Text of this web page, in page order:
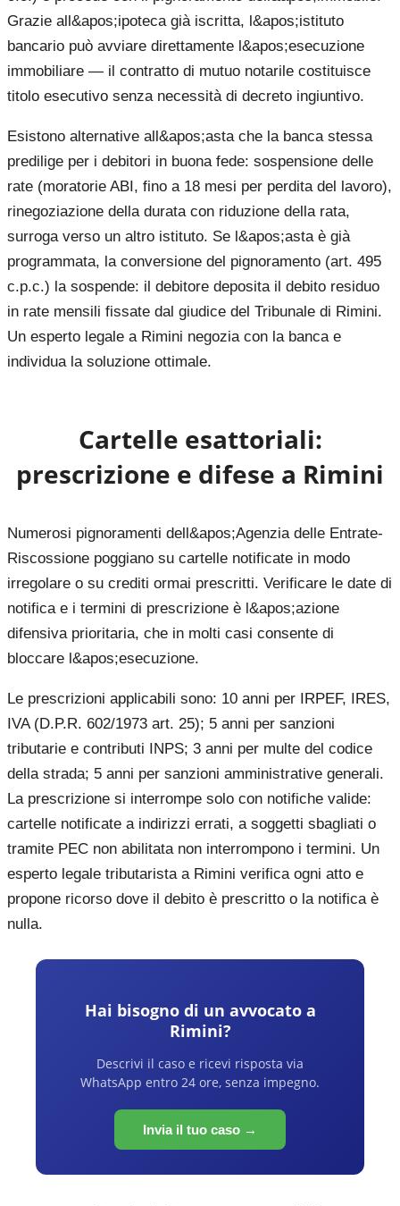
Grazie all&apos;ipoteca già iscritta, l&apos;istituto
bancario può avviare direttamente l&apos;esecuzione
immobiliare — il contratto di mutuo notarile costituisce
titolo esecutivo senza necessità di decreto ingiuntivo.
Esistono alternative all&apos;asta che la banca stessa
predilige per i debitori in buona fede: sospensione delle
rate (moratorie ABI, fino a 18 mesi per perdita del lavoro),
rinegoziazione della durata con riduzione della rata,
surroga verso un altro istituto. Se l&apos;asta è già
programmata, la conversione del pignoramento (art. 495
c.p.c.) la sospende: il debitore deposita il debito residuo
in rate mensili fissate dal giudice del Tribunale di Rimini.
Un esperto legale a Rimini negozia con la banca e
individua la soluzione ottimale.
Cartelle esattoriali:
prescrizione e difese a Rimini
Numerosi pignoramenti dell&apos;Agenzia delle Entrate-
Riscossione poggiano su cartelle notificate in modo
irregolare o su crediti ormai prescritti. Verificare le date di
notifica e i termini di prescrizione è l&apos;azione
difensiva prioritaria, che in molti casi consente di
bloccare l&apos;esecuzione.
Le prescrizioni applicabili sono: 10 anni per IRPEF, IRES,
IVA (D.P.R. 602/1973 art. 25); 5 anni per sanzioni
tributarie e contributi INPS; 3 anni per multe del codice
della strada; 5 anni per sanzioni amministrative generali.
La prescrizione si interrompe solo con notifiche valide:
cartelle notificate a indirizzi errati, a soggetti sbagliati o
tramite PEC non abilitata non interrompono i termini. Un
esperto legale tributarista a Rimini verifica ogni atto e
propone ricorso dove il debito è prescritto o la notifica è
nulla.
Hai bisogno di un avvocato a
Rimini?
Descrivi il caso e ricevi risposta via
WhatsApp entro 24 ore, senza impegno.
Invia il tuo caso →